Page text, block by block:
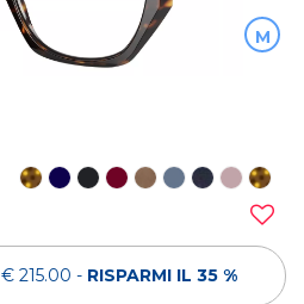
M
€ 215.00 - RISPARMI IL 35 %